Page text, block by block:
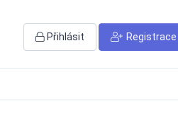
Přihlásit